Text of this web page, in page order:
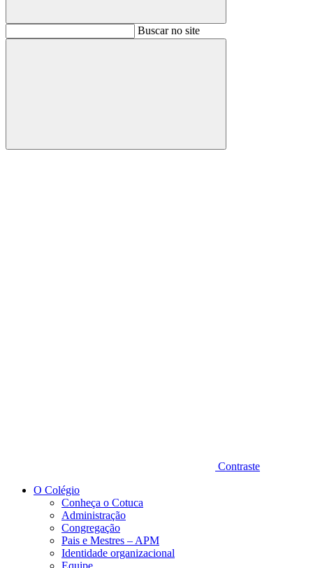
BuscarBuscar no site
Buscar
Contraste
O Colégio
Conheça o Cotuca
Administração
Congregação
Pais e Mestres – APM
Identidade organizacional
Equipe